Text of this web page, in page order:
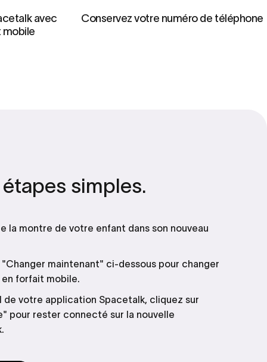
avec
Conservez votre numéro de téléphone
étapes simples.
la montre de votre enfant dans son nouveau
maintenant" ci-dessous pour changer
forfait mobile.
de votre application Spacetalk, cliquez sur
pour rester connecté sur la nouvelle